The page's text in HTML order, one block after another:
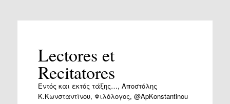
Lectores et
Recitatores
Εντός και εκτός τάξης…, Αποστόλης
Κ.Κωνσταντίνου, Φιλόλογος, @ApKonstantinou